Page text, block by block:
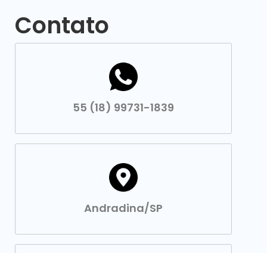
Contato
55 (18) 99731-1839
Andradina/SP